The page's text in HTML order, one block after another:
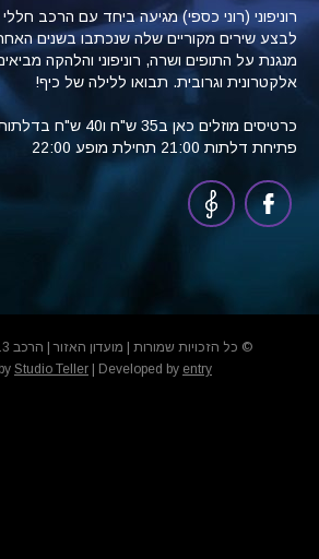
רוניפוני (רוני כספי) מגיעה ביחד עם הרכב
לבצע שירים מקוריים שלה שנכתבו בשנים
מנגנת על התופים ושרה, רוניפוני והלהקה
אלקטרונית וגרובית. תבואו ללילה של כיף!
כרטיסים מוזלים כאן ב35 ש"ח ו40 ש"ח בדלתות
פתיחת דלתות 21:00 תחילת מופע 22:00
© כל הזכויות שמורות | מועדון האזור | הרכב 13, תל-אביב 67771
Studio Teller | Developed by entry